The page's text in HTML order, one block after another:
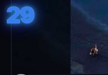
29